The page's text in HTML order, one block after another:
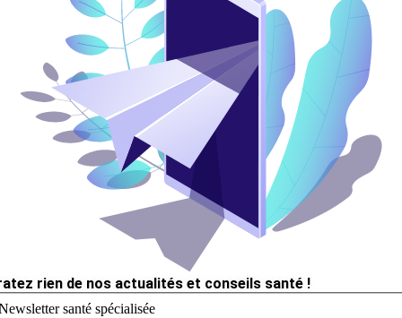
rien de nos actualités et conseils santé !
santé spécialisée